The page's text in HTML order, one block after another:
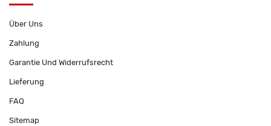
Über Uns
Zahlung
Garantie Und Widerrufsrecht
Lieferung
FAQ
Sitemap